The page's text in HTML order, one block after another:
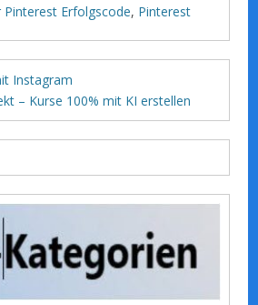
Pinterest Erfolgscode, Pinterest
Instagram
– Kurse 100% mit KI erstellen